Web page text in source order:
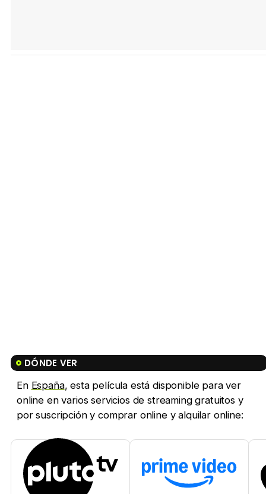
DÓNDE VER
En España, esta película está disponible para ver
online en varios servicios de streaming gratuitos y
por suscripción y comprar online y alquilar online: